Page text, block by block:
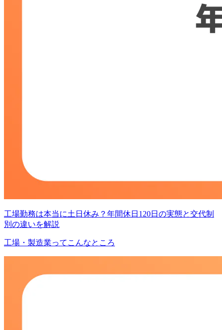
工場勤務は本当に土日休み？年間休日120日の実態と交代制
別の違いを解説
工場・製造業ってこんなところ